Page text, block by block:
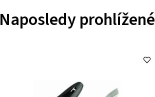
Naposledy prohlížené